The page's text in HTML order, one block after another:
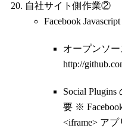
自社サイト側作業②
Facebook
オープンソー
http://
Social
要 ※
<iframe> アプ